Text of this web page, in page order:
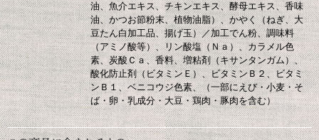
油、魚介エキス、チキンエキス、酵母エキス、香味
油、かつお節粉末、植物油脂）、かやく（ねぎ、大
豆たん白加工品、揚げ玉）／加工でん粉、調味料
（アミノ酸等）、リン酸塩（Ｎａ）、カラメル色
素、炭酸Ｃａ、香料、増粘剤（キサンタンガム）、
酸化防止剤（ビタミンＥ）、ビタミンＢ２、ビタミ
ンＢ１、ベニコウジ色素、（一部にえび・小麦・そ
ば・卵・乳成分・大豆・鶏肉・豚肉を含む）